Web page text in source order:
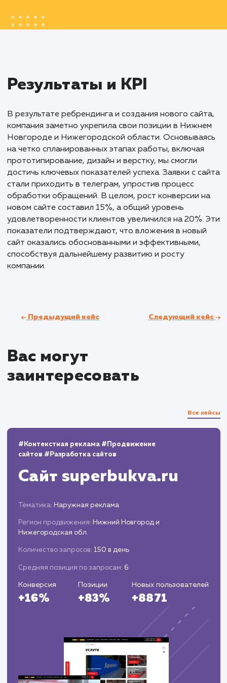
Создание нового сайта для не просто
новый вид бизнесу, но и стало символом
обновления и современности компании.
Продуманный дизайн, интеграция с
процессами и учет региональных
позволили укрепить позиции компании
рынке, сделав ее более привлекательной
доступной для потенциальных клиентов.
Результаты и KPI
В результате ребрендинга и создания нового
на четко спланированных этапах работы, включая
прототипирование, дизайн и верстку, мы смогли
достичь ключевых показателей успеха. Заявки с
стали приходить в телеграм, упростив процесс
обработки обращений. В целом, рост конверсии
новом сайте составил 15%, а общий уровень
показатели подтверждают, что вложения в
сайт оказались обоснованными и эффективными,
способствуя дальнейшему развитию и росту
компании.
Вас могут
заинтересовать